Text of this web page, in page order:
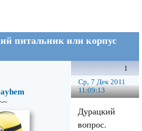
питальник или корпус
1
Ср, 7 Дек 2011
11:09:13
Дурацкий
вопрос.